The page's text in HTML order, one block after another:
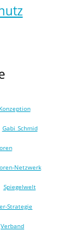
Konzeption
Gabi Schmid
Netzwerk
Spiegelwelt
Strategie
Verband